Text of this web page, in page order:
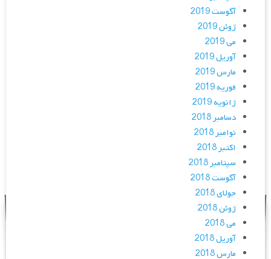
آگوست 2019
ژوئن 2019
می 2019
آوریل 2019
مارس 2019
فوریه 2019
ژانویه 2019
دسامبر 2018
نوامبر 2018
اکتبر 2018
سپتامبر 2018
آگوست 2018
جولای 2018
ژوئن 2018
می 2018
آوریل 2018
مارس 2018